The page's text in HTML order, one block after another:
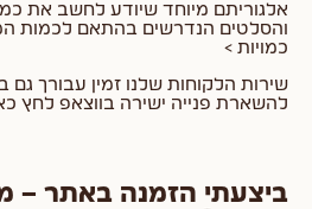
אלגוריתם מיוחד שיודע לחשב את
והסלטים הנדרשים בהתאם לכמות
כמויות >
שירות הלקוחות שלנו זמין עבורך
להשארת פנייה ישירה בווצאפ לחץ
ביצעתי הזמנה באתר –